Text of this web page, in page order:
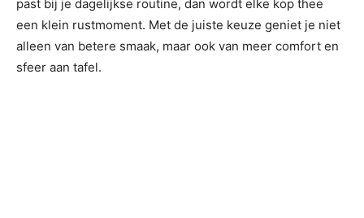
past bij je dagelijkse routine, dan wordt elke kop thee
een klein rustmoment. Met de juiste keuze geniet je niet
alleen van betere smaak, maar ook van meer comfort en
sfeer aan tafel.